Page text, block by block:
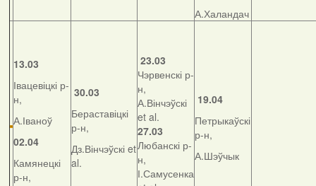
А.Халандач
13.03
Івацевіцкі р-
н,
А.Іваноў
02.04
Камянецкі
р-н,
30.03
Бераставіцкі
р-н,
Дз.Вінчэўскі et
al.
23.03
Чэрвенскі р-
н,
А.Вінчэўскі
et al.
27.03
Любанскі р-
н,
І.Самусенка
19.04
Петрыкаўскі
р-н,
А.Шэўчык